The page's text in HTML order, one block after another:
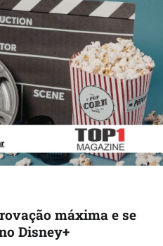
máxima e se
Disney+